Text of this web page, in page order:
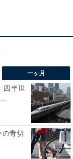
北郡おいらせ
は、県内で最も
ほか、車を利
駅・八戸港フェ
スできます。
一ヶ月
四半世
青切